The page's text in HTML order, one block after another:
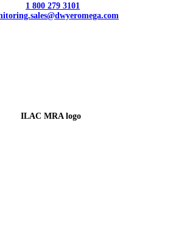
1 800 279 3101